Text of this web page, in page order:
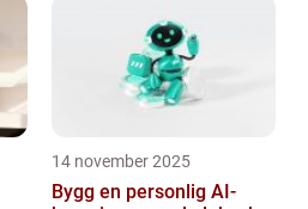
14 november 2025
Bygg en personlig AI-